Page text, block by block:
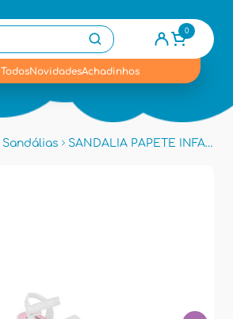
0
TodosNovidadesAchadinhos
Sandálias SANDALIA PAPETE INFANTIL PAMPILI 123260 - Branco